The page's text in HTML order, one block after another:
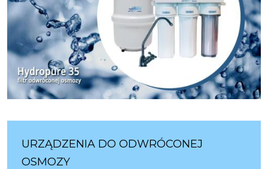
URZĄDZENIA DO ODWRÓCONEJ
OSMOZY